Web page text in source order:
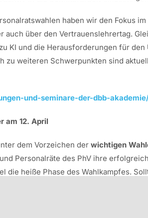
haben wir den Fokus
auch über den Vertrauenslehrertag.
KI und die Herausforderungen für
zu weiteren Schwerpunkten sind
und-seminare-der-dbb-
am 12. April
dem Vorzeichen der wichtigen
Personalräte des PhV ihre
die heiße Phase des Wahlkampfes.